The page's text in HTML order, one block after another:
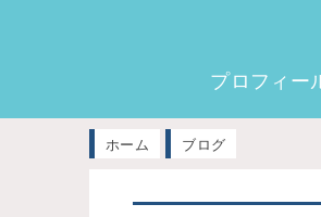
プロフィー
ホーム ブログ